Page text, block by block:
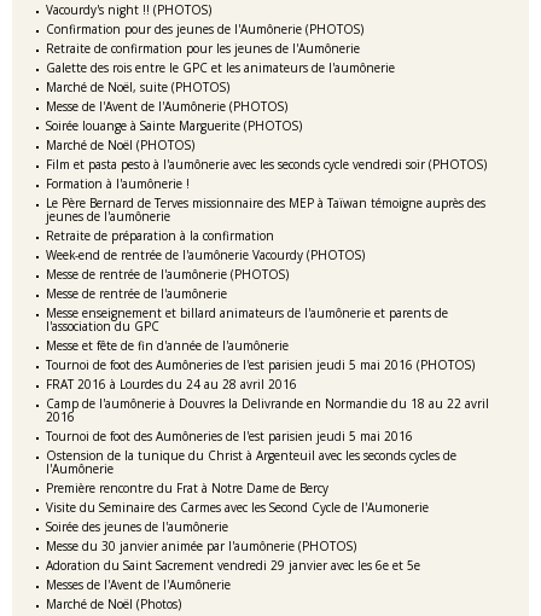
Vacourdy's night !! (PHOTOS)
Confirmation pour des jeunes de l'Aumônerie (PHOTOS)
Retraite de confirmation pour les jeunes de l'Aumônerie
Galette des rois entre le GPC et les animateurs de l'aumônerie
Marché de Noël, suite (PHOTOS)
Messe de l'Avent de l'Aumônerie (PHOTOS)
Soirée louange à Sainte Marguerite (PHOTOS)
Marché de Noël (PHOTOS)
Film et pasta pesto à l'aumônerie avec les seconds cycle vendredi soir (PHOTOS)
Formation à l'aumônerie !
Le Père Bernard de Terves missionnaire des MEP à Taïwan témoigne auprès des
jeunes de l'aumônerie
Retraite de préparation à la confirmation
Week-end de rentrée de l'aumônerie Vacourdy (PHOTOS)
Messe de rentrée de l'aumônerie (PHOTOS)
Messe de rentrée de l'aumônerie
Messe enseignement et billard animateurs de l'aumônerie et parents de
l'association du GPC
Messe et fête de fin d'année de l'aumônerie
Tournoi de foot des Aumôneries de l'est parisien jeudi 5 mai 2016 (PHOTOS)
FRAT 2016 à Lourdes du 24 au 28 avril 2016
Camp de l'aumônerie à Douvres la Delivrande en Normandie du 18 au 22 avril
2016
Tournoi de foot des Aumôneries de l'est parisien jeudi 5 mai 2016
Ostension de la tunique du Christ à Argenteuil avec les seconds cycles de
l'Aumônerie
Première rencontre du Frat à Notre Dame de Bercy
Visite du Seminaire des Carmes avec les Second Cycle de l'Aumonerie
Soirée des jeunes de l'aumônerie
Messe du 30 janvier animée par l'aumônerie (PHOTOS)
Adoration du Saint Sacrement vendredi 29 janvier avec les 6e et 5e
Messes de l'Avent de l'Aumônerie
Marché de Noël (Photos)